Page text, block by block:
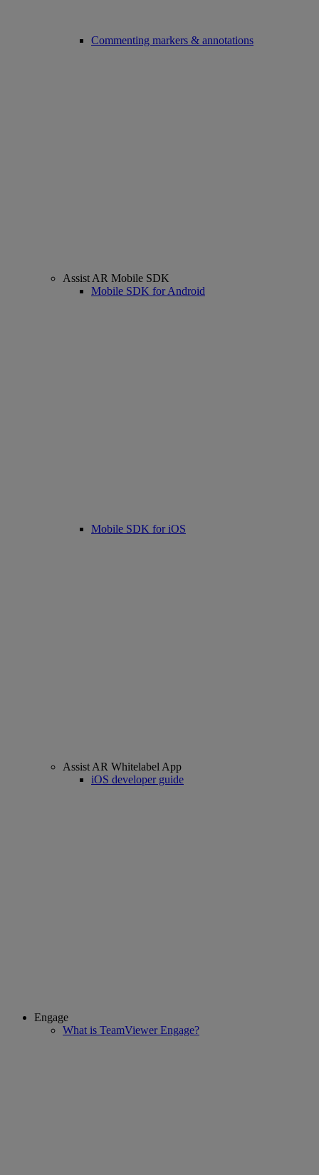
Commenting markers & annotations
Assist AR Mobile SDK
Mobile SDK for Android
Mobile SDK for iOS
Assist AR Whitelabel App
iOS developer guide
Engage
What is TeamViewer Engage?